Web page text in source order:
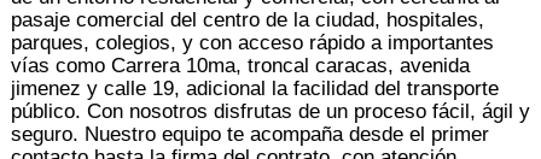
pasaje comercial del centro de la ciudad, hospitales,
parques, colegios, y con acceso rápido a importantes
vías como Carrera 10ma, troncal caracas, avenida
jimenez y calle 19, adicional la facilidad del transporte
público. Con nosotros disfrutas de un proceso fácil, ágil y
seguro. Nuestro equipo te acompaña desde el primer